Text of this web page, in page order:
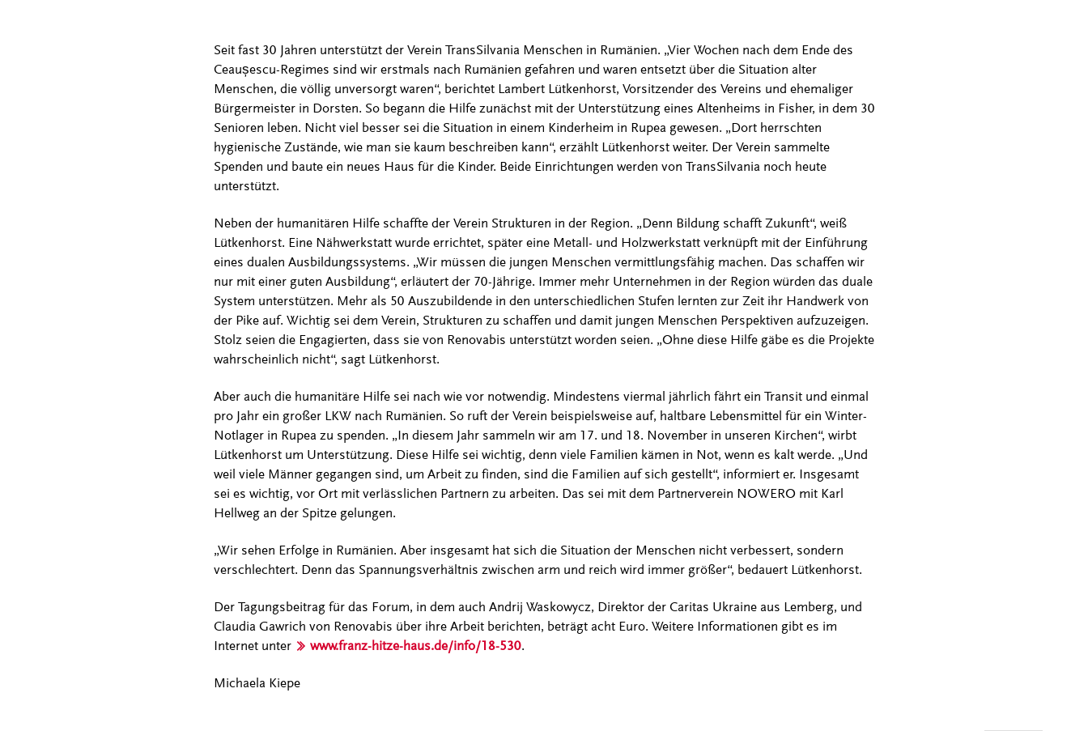
Seit fast 30 Jahren unterstützt der Verein TransSilvania Menschen in Rumänien. „Vier Wochen nach dem Ende des
Ceaușescu-Regimes sind wir erstmals nach Rumänien gefahren und waren entsetzt über die Situation alter
Menschen, die völlig unversorgt waren“, berichtet Lambert Lütkenhorst, Vorsitzender des Vereins und ehemaliger
Bürgermeister in Dorsten. So begann die Hilfe zunächst mit der Unterstützung eines Altenheims in Fisher, in dem 30
Senioren leben. Nicht viel besser sei die Situation in einem Kinderheim in Rupea gewesen. „Dort herrschten
hygienische Zustände, wie man sie kaum beschreiben kann“, erzählt Lütkenhorst weiter. Der Verein sammelte
Spenden und baute ein neues Haus für die Kinder. Beide Einrichtungen werden von TransSilvania noch heute
unterstützt.
Neben der humanitären Hilfe schaffte der Verein Strukturen in der Region. „Denn Bildung schafft Zukunft“, weiß
Lütkenhorst. Eine Nähwerkstatt wurde errichtet, später eine Metall- und Holzwerkstatt verknüpft mit der Einführung
eines dualen Ausbildungssystems. „Wir müssen die jungen Menschen vermittlungsfähig machen. Das schaffen wir
nur mit einer guten Ausbildung“, erläutert der 70-Jährige. Immer mehr Unternehmen in der Region würden das duale
System unterstützen. Mehr als 50 Auszubildende in den unterschiedlichen Stufen lernten zur Zeit ihr Handwerk von
der Pike auf. Wichtig sei dem Verein, Strukturen zu schaffen und damit jungen Menschen Perspektiven aufzuzeigen.
Stolz seien die Engagierten, dass sie von Renovabis unterstützt worden seien. „Ohne diese Hilfe gäbe es die Projekte
wahrscheinlich nicht“, sagt Lütkenhorst.
Aber auch die humanitäre Hilfe sei nach wie vor notwendig. Mindestens viermal jährlich fährt ein Transit und einmal
pro Jahr ein großer LKW nach Rumänien. So ruft der Verein beispielsweise auf, haltbare Lebensmittel für ein Winter-
Notlager in Rupea zu spenden. „In diesem Jahr sammeln wir am 17. und 18. November in unseren Kirchen“, wirbt
Lütkenhorst um Unterstützung. Diese Hilfe sei wichtig, denn viele Familien kämen in Not, wenn es kalt werde. „Und
weil viele Männer gegangen sind, um Arbeit zu finden, sind die Familien auf sich gestellt“, informiert er. Insgesamt
sei es wichtig, vor Ort mit verlässlichen Partnern zu arbeiten. Das sei mit dem Partnerverein NOWERO mit Karl
Hellweg an der Spitze gelungen.
„Wir sehen Erfolge in Rumänien. Aber insgesamt hat sich die Situation der Menschen nicht verbessert, sondern
verschlechtert. Denn das Spannungsverhältnis zwischen arm und reich wird immer größer“, bedauert Lütkenhorst.
Der Tagungsbeitrag für das Forum, in dem auch Andrij Waskowycz, Direktor der Caritas Ukraine aus Lemberg, und
Claudia Gawrich von Renovabis über ihre Arbeit berichten, beträgt acht Euro. Weitere Informationen gibt es im
Internet unter
www.franz-hitze-haus.de/info/18-530.
Michaela Kiepe